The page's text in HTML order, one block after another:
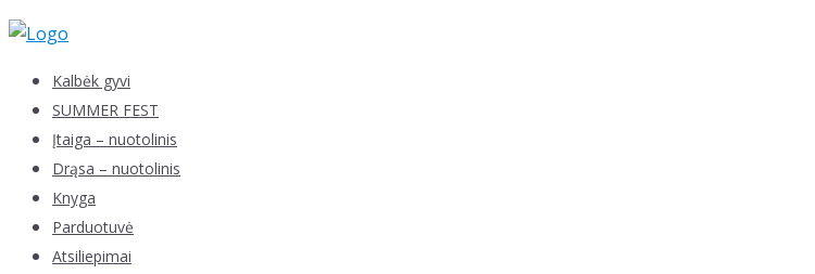
Skip
contentKalbėk gyvi
SUMMER FEST
Įtaiga – nuotolinis
Drąsa – nuotolinis
Knyga
Parduotuvė
Atsiliepimai